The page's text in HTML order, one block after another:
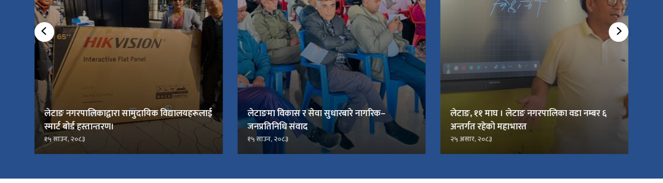
लेटाङ नगरपालिकाद्वारा सामुदायिक विद्यालयहरूलाई
स्मार्ट बोर्ड हस्तान्तरण।
१५ साउन, २०८३
लेटाङमा विकास र सेवा सुधारबारे नागरिक–
जनप्रतिनिधि संवाद
१५ साउन, २०८३
लेटाङ, ११ माघ । लेटाङ नगरपालिका वडा नम्बर ६
अन्तर्गत रहेको महाभारत
२५ असार, २०८३